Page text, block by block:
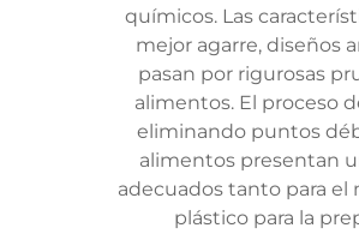
químicos. Las
mejor agarre, diseños
pasan por rigurosas
alimentos. El proceso
eliminando puntos
alimentos presentan
adecuados tanto para el
plástico para la